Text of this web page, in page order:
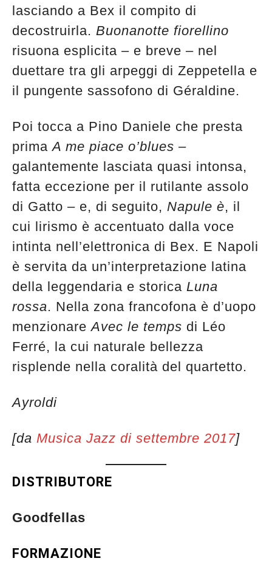
lasciando a Bex il compito di
decostruirla. Buonanotte fiorellino
risuona esplicita – e breve – nel
duettare tra gli arpeggi di Zeppetella e
il pungente sassofono di Géraldine.
Poi tocca a Pino Daniele che presta
primaA me piace o’blues –
galantemente lasciata quasi intonsa,
fatta eccezione per il rutilante assolo
di Gatto – e, di seguito, Napule è, il
cui lirismo è accentuato dalla voce
intinta nell’elettronica di Bex. E Napoli
è servita da un’interpretazione latina
della leggendaria e storica Luna
rossa. Nella zona francofona è d’uopo
menzionareAvec le temps di Léo
Ferré, la cui naturale bellezza
risplende nella coralità del quartetto.
Ayroldi
[da Musica Jazz di settembre 2017]
DISTRIBUTORE
Goodfellas
FORMAZIONE